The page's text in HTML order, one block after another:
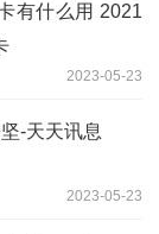
有什么用 2021
2023-05-23
-天天讯息
2023-05-23